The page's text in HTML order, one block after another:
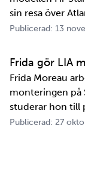
sin resa över
Innan
tester och
Publicerad: 13
Frida gör LIA
Frida Moreau
monteringen på
studerar hon till
under tio veckor
Publicerad: 27